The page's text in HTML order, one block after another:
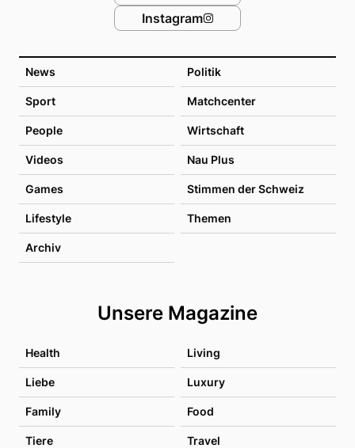
News Politik
Sport Matchcenter
People Wirtschaft
Videos Nau Plus
Games Stimmen der Schweiz
Lifestyle Themen
Archiv
Unsere Magazine
Health Living
Liebe Luxury
Family Food
Tiere Travel
Instagram